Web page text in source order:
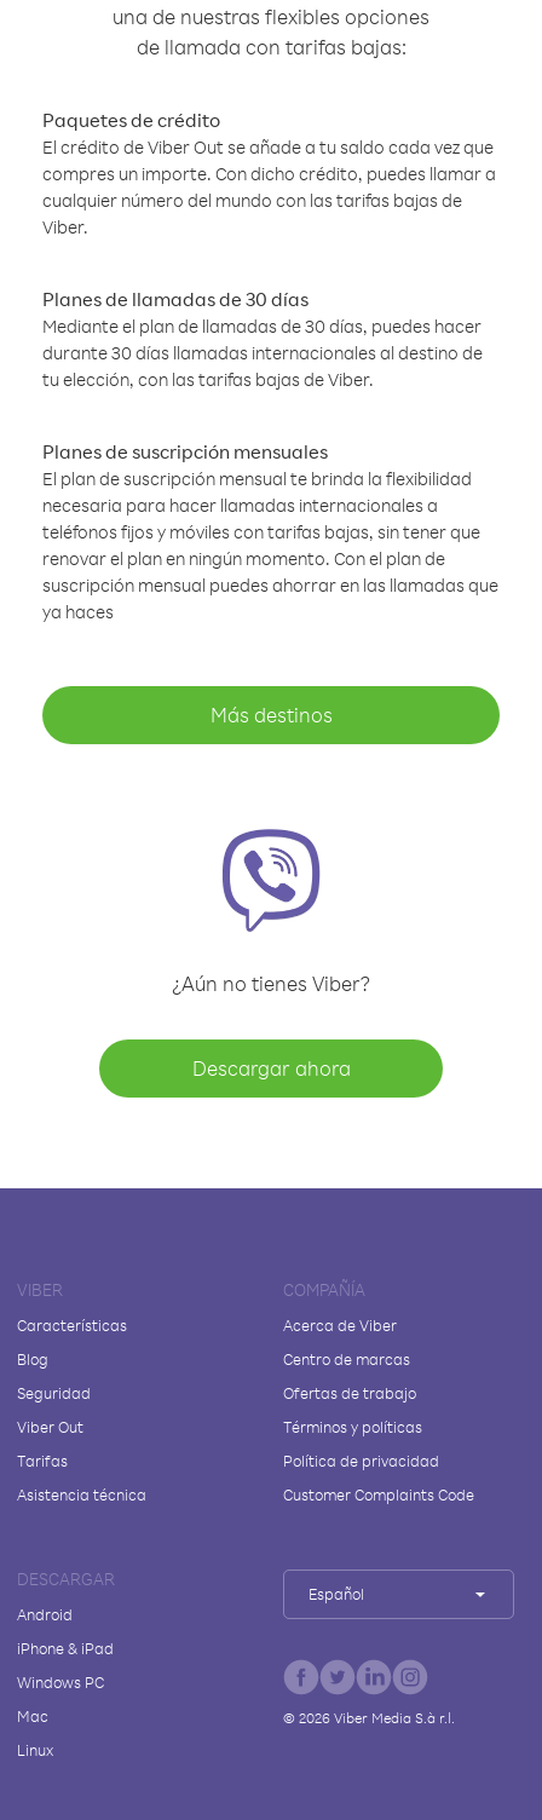
una de nuestras flexibles opciones
de llamada con tarifas bajas:
Paquetes de crédito
El crédito de Viber Out se añade a tu saldo cada vez que
compres un importe. Con dicho crédito, puedes llamar a
cualquier número del mundo con las tarifas bajas de
Viber.
Planes de llamadas de 30 días
Mediante el plan de llamadas de 30 días, puedes hacer
durante 30 días llamadas internacionales al destino de
tu elección, con las tarifas bajas de Viber.
Planes de suscripción mensuales
El plan de suscripción mensual te brinda la flexibilidad
necesaria para hacer llamadas internacionales a
teléfonos fijos y móviles con tarifas bajas, sin tener que
renovar el plan en ningún momento. Con el plan de
suscripción mensual puedes ahorrar en las llamadas que
ya haces
Más destinos
¿Aún no tienes Viber?
Descargar ahora
VIBER
Características
Blog
Seguridad
Viber Out
Tarifas
Asistencia técnica
COMPAÑÍA
Acerca de Viber
Centro de marcas
Ofertas de trabajo
Términos y políticas
Política de privacidad
Customer Complaints Code
DESCARGAR
Android
iPhone & iPad
Windows PC
Mac
Linux
Español
© 2026Viber Media S.à r.l.